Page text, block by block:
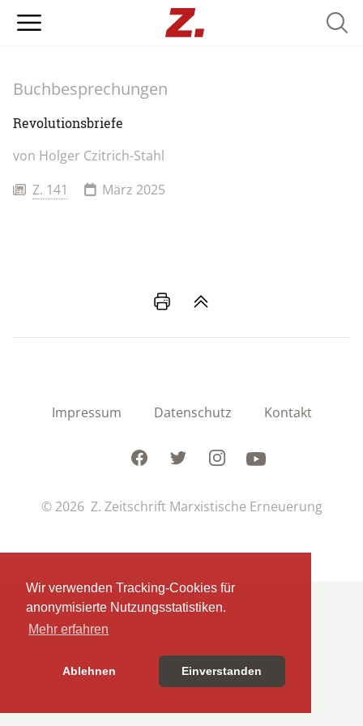
Wir verwenden Tracking-Cookies für
anonymisierte Nutzungsstatistiken.
Mehr erfahren
Ablehnen Einverstanden
Buchbesprechungen
Revolutionsbriefe
von Holger Czitrich-Stahl
Z. 141
März 2025
Impressum Datenschutz Kontakt
FacebookTwitterInstagramYoutube
© 2026 Z. Zeitschrift Marxistische Erneuerung